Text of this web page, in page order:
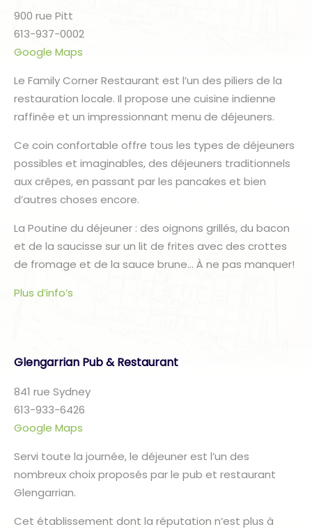
900 rue Pitt
613-937-0002
Google Maps
Le Family Corner Restaurant est l’un des piliers de la
restauration locale. Il propose une cuisine indienne
raffinée et un impressionnant menu de déjeuners.
Ce coin confortable offre tous les types de déjeuners
possibles et imaginables, des déjeuners traditionnels
aux crêpes, en passant par les pancakes et bien
d’autres choses encore.
La Poutine du déjeuner : des oignons grillés, du bacon
et de la saucisse sur un lit de frites avec des crottes
de fromage et de la sauce brune… À ne pas manquer!
Plus d’info’s
Glengarrian Pub & Restaurant
841 rue Sydney
613-933-6426
Google Maps
Servi toute la journée, le déjeuner est l’un des
nombreux choix proposés par le pub et restaurant
Glengarrian.
Cet établissement dont la réputation n’est plus à